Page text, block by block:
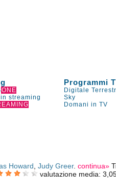
Programmi
ONE Digitale
streaming Sky
Domani in TV
Howard ,Judy Greer.continua»
valutazione media: